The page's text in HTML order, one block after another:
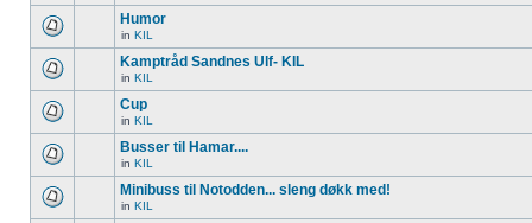
Humor
in KIL
Kamptråd Sandnes Ulf- KIL
in KIL
Cup
in KIL
Busser til Hamar....
in KIL
Minibuss til Notodden... sleng døkk med!
in KIL